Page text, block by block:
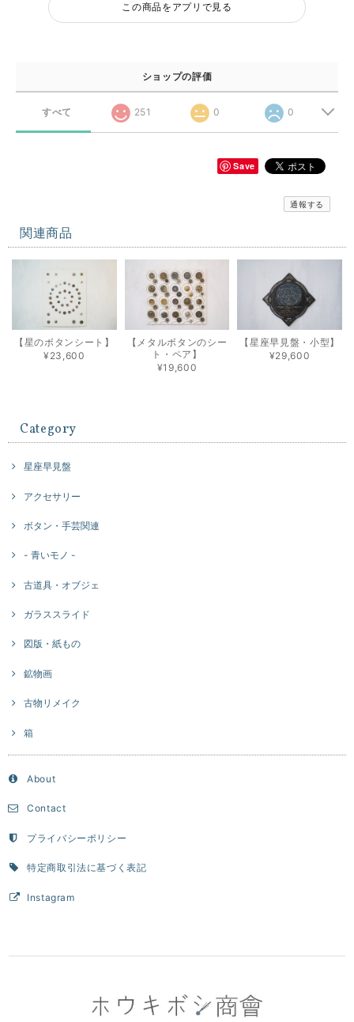
この商品をアプリで見る
ショップの評価
すべて 251 0 0
Save
通報する
関連商品
【星のボタンシート】
¥23,600
【メタルボタンのシー
ト・ペア】
¥19,600
【星座早見盤・小型】
¥29,600
Category
星座早見盤
アクセサリー
ボタン・手芸関連
- 青いモノ -
古道具・オブジェ
ガラススライド
図版・紙もの
鉱物画
古物リメイク
箱
About
Contact
プライバシーポリシー
特定商取引法に基づく表記
Instagram